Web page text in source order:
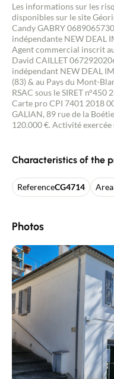
Les informations sur les
disponibles sur le site
Candy GABRY
indépendante NEW DEAL
Agent commercial inscrit
David CAILLET
indépendant NEW DEAL
(83) & au Pays du Mont-
RSAC sous le SIRET n°450
Carte pro CPI 7401 2018
GALIAN, 89 rue de la
120.000 €. Activité exercée
Characteristics of the
ReferenceCG4714 Area
Photos